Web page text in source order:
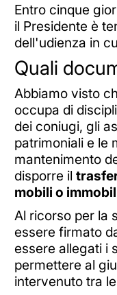
Entro cinque
il Presidente è
dell'udienza in
Quali
Abbiamo visto
occupa di
dei coniugi, gli
patrimoniali e le
mantenimento
disporre il
mobili o
Al ricorso per la
essere firmato
essere allegati i
permettere al
intervenuto tra